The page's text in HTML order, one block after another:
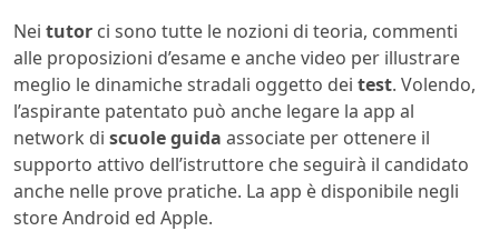
Nei tutor ci sono tutte le nozioni di teoria, commenti
alle proposizioni d’esame e anche video per illustrare
meglio le dinamiche stradali oggetto dei test. Volendo,
l’aspirante patentato può anche legare la app al
network di scuole guida associate per ottenere il
supporto attivo dell’istruttore che seguirà il candidato
anche nelle prove pratiche. La app è disponibile negli
store Android ed Apple.